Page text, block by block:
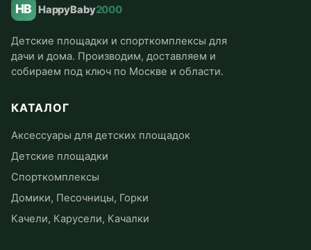
HB HappyBaby2000
Детские площадки и спорткомплексы для
дачи и дома. Производим, доставляем и
собираем под ключ по Москве и области.
КАТАЛОГ
Аксессуары для детских площадок
Детские площадки
Спорткомплексы
Домики, Песочницы, Горки
Качели, Карусели, Качалки